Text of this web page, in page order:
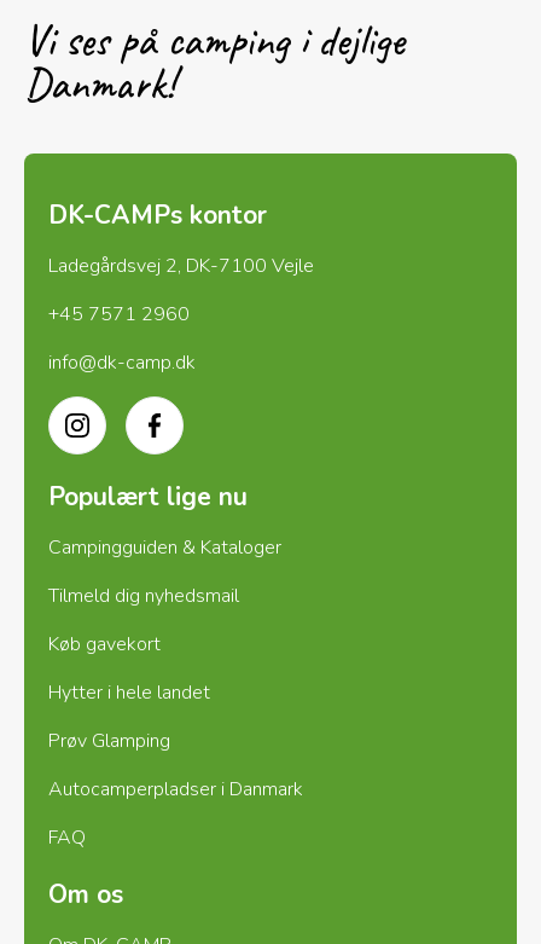
Vi ses på camping i dejlige
Danmark!
DK-CAMPs kontor
Ladegårdsvej 2, DK-7100 Vejle
+45 7571 2960
info@dk-camp.dk
InstagramFacebook
Populært lige nu
Campingguiden & Kataloger
Tilmeld dig nyhedsmail
Køb gavekort
Hytter i hele landet
Prøv Glamping
Autocamperpladser i Danmark
FAQ
Om os